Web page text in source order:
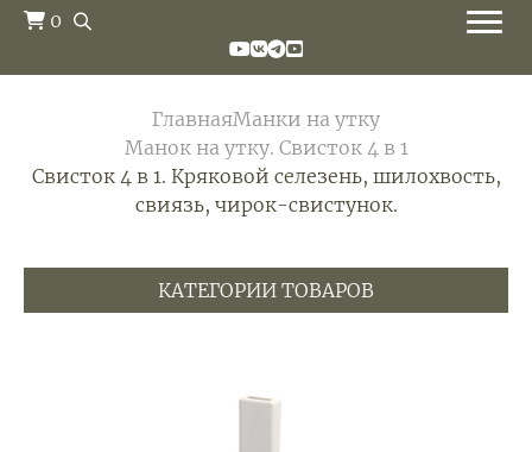
0
ГлавнаяМанки на утку
Манок на утку. Свисток 4 в 1
Свисток 4 в 1. Кряковой селезень, шилохвость,
свиязь, чирок-свистунок.
КАТЕГОРИИ ТОВАРОВ